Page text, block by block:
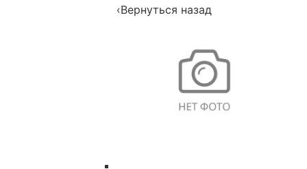
‹Вернуться назад